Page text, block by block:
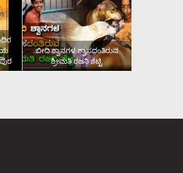
ಬೀದಿ ಶ್ವಾನಗಳ ಶ್ವಾಸದಂತಿರುವ
ಶ್ರೀಮತಿ ರಜನಿ ಶೆಟ್ಟಿ